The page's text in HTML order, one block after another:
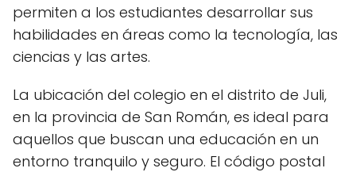
permiten a los estudiantes desarrollar sus
habilidades en áreas como la tecnología, las
ciencias y las artes.
La ubicación del colegio en el distrito de Juli,
en la provincia de San Román, es ideal para
aquellos que buscan una educación en un
entorno tranquilo y seguro. El código postal